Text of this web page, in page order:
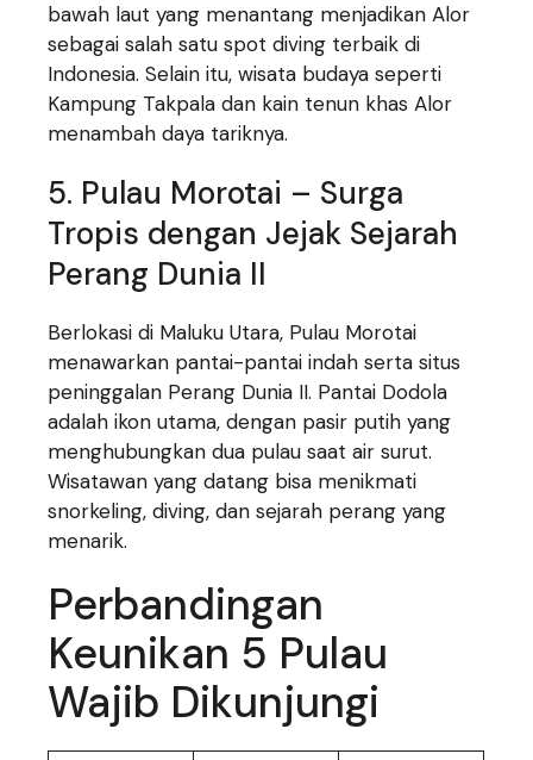
bawah laut yang menantang menjadikan Alor
sebagai salah satu spot diving terbaik di
Indonesia. Selain itu, wisata budaya seperti
Kampung Takpala dan kain tenun khas Alor
menambah daya tariknya.
5. Pulau Morotai – Surga
Tropis dengan Jejak Sejarah
Perang Dunia II
Berlokasi di Maluku Utara, Pulau Morotai
menawarkan pantai-pantai indah serta situs
peninggalan Perang Dunia II. Pantai Dodola
adalah ikon utama, dengan pasir putih yang
menghubungkan dua pulau saat air surut.
Wisatawan yang datang bisa menikmati
snorkeling, diving, dan sejarah perang yang
menarik.
Perbandingan
Keunikan 5 Pulau
Wajib Dikunjungi